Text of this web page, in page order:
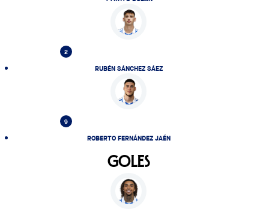
2
RUBÉN SÁNCHEZ SÁEZ
9
ROBERTO FERNÁNDEZ JAÉN
GOLES